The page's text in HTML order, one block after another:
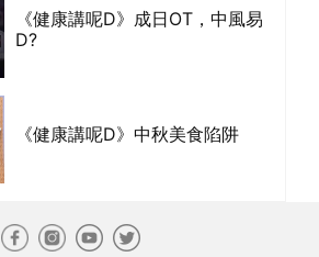
《健康講呢D》成日OT，中風易
D?
《健康講呢D》中秋美食陷阱